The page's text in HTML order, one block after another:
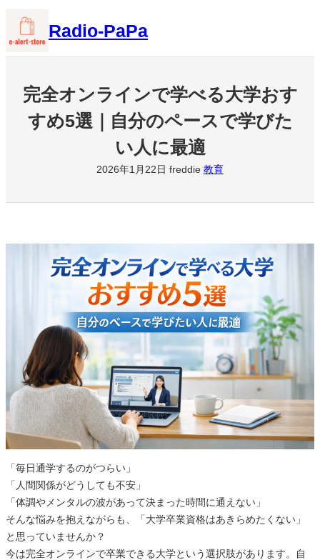
を
Radio-PaPa
完全オンラインで学べる大学おす
すめ5選｜自分のペースで学びた
い人に最適
2026年1月22日 freddie 教育
「毎日通学するのがつらい」
「人間関係がどうしても不安」
「体調やメンタルの波があって決まった時間に通えない」
そんな悩みを抱えながらも、「大学卒業資格はあきらめたくない」
と思っていませんか？
今は完全オンラインで卒業できる大学という選択肢があります。自